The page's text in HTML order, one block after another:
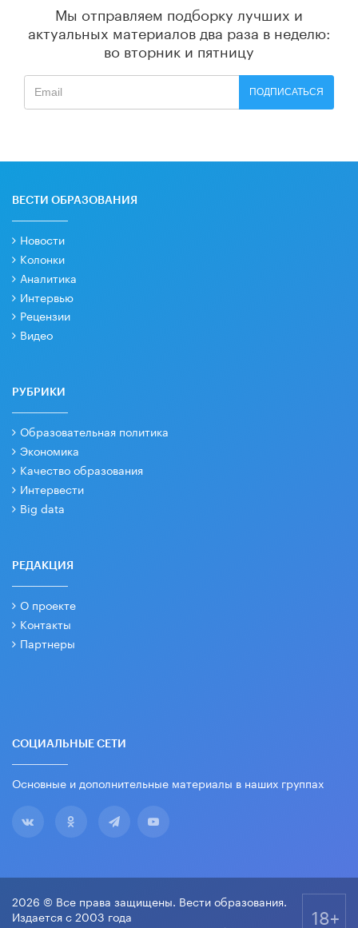
Мы отправляем подборку лучших и
актуальных материалов два раза в неделю:
во вторник и пятницу
ПОДПИСАТЬСЯ
ВЕСТИ ОБРАЗОВАНИЯ
Новости
Колонки
Аналитика
Интервью
Рецензии
Видео
РУБРИКИ
Образовательная политика
Экономика
Качество образования
Интервести
Big data
РЕДАКЦИЯ
О проекте
Контакты
Партнеры
СОЦИАЛЬНЫЕ СЕТИ
Основные и дополнительные материалы в наших группах
2026 © Все права защищены. Вести образования.
Издается с 2003 года
18+